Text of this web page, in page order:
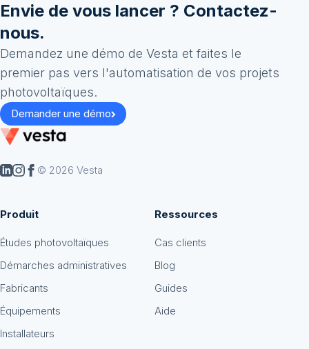
Envie de vous lancer ? Contactez-
nous.
Demandez une démo de Vesta et faites le
premier pas vers l'automatisation de vos projets
photovoltaïques.
Demander une démo
© 2026 Vesta
Produit
Études photovoltaïques
Démarches administratives
Fabricants
Équipements
Installateurs
Ressources
Cas clients
Blog
Guides
Aide